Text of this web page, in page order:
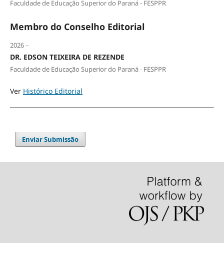
Faculdade de Educação Superior do Paraná - FESPPR
Membro do Conselho Editorial
2026 –
DR. EDSON TEIXEIRA DE REZENDE
Faculdade de Educação Superior do Paraná - FESPPR
Ver Histórico Editorial
Enviar Submissão